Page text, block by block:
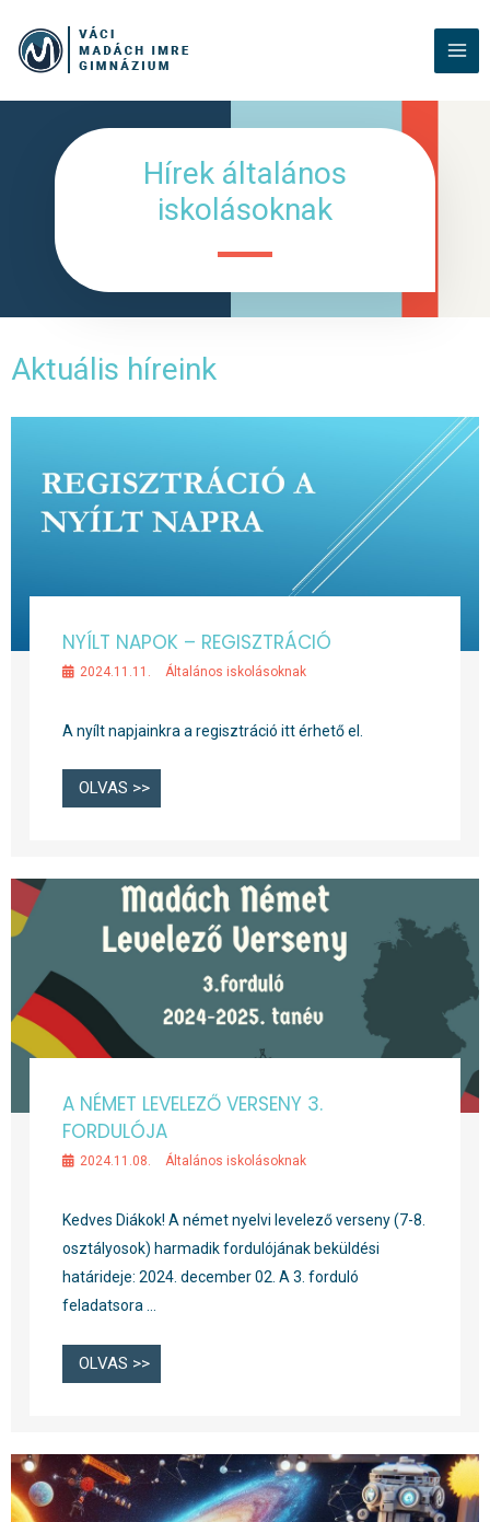
Hírek általános
iskolásoknak
Aktuális híreink
NYÍLT NAPOK – REGISZTRÁCIÓ
2024.11.11. Általános iskolásoknak
A nyílt napjainkra a regisztráció itt érhető el.
OLVAS >>
A NÉMET LEVELEZŐ VERSENY 3.
FORDULÓJA
2024.11.08. Általános iskolásoknak
Kedves Diákok! A német nyelvi levelező verseny (7-8.
osztályosok) harmadik fordulójának beküldési
határideje: 2024. december 02. A 3. forduló
feladatsora …
OLVAS >>